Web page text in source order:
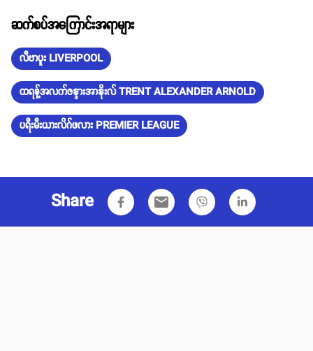
ဆက်စပ်အကြောင်းအရာများ
လီဗာပူး LIVERPOOL
ထရန့်အလက်ဇန္ဒားအာနိုးလ် TRENT ALEXANDER ARNOLD
ပရီးမီးယားလိဂ်ဖလား PREMIER LEAGUE
Share email